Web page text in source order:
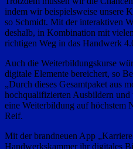
indem wir beispielsweise unsere
so Schmidt. Mit der interaktiven
deshalb, in Kombination mit
richtigen Weg in das Handwerk
Auch die Weiterbildungskurse
digitale Elemente bereichert, so
„Durch dieses Gesamtpaket aus
hochqualifizierten Ausbildern und
eine Weiterbildung auf höchstem
Reif.
Mit der brandneuen App
Handwerkskammer ihr digitales